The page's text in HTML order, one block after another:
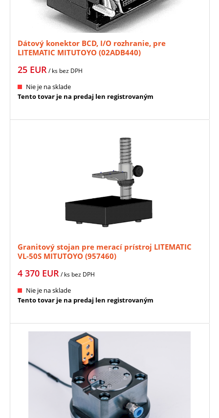
Dátový konektor BCD, I/O rozhranie, pre
LITEMATIC MITUTOYO (02ADB440)
25 EUR/ ks bez DPH
Nie je na sklade
Tento tovar je na predaj len registrovaným
Granitový stojan pre merací prístroj LITEMATIC
VL-50S MITUTOYO (957460)
4 370 EUR / ks bez DPH
Nie je na sklade
Tento tovar je na predaj len registrovaným